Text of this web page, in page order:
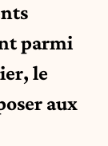
parmi
le
aux